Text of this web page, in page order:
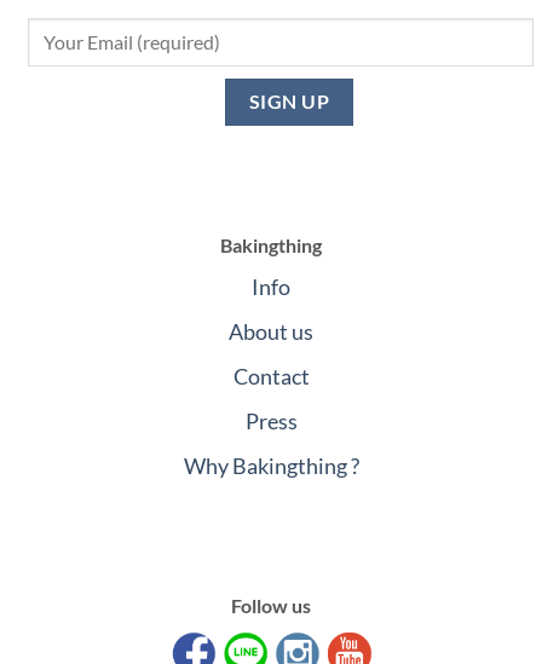
Bakingthing
Info
About us
Contact
Press
Why Bakingthing ?
Follow us